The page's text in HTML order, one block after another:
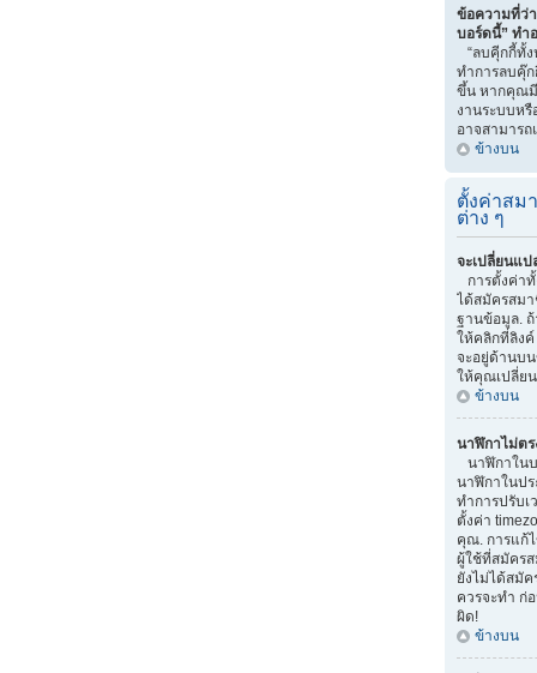
ข้อความที่ว่
บอร์ดนี้” ทำ
“ลบคุีกกี้ทั้ง
ทำการลบคุ๊
ขึ้น หากคุณมี
งานระบบหรื
อาจสามาร
ข้างบน
ตั้งค่าสม
ต่าง ๆ
จะเปลี่ยนแป
การตั้งค่า
ได้สมัครสมา
ฐานข้อมูล. ถ้
ให้คลิกที่ลิง
จะอยู่ด้านบ
ให้คุณเปลี่ย
ข้างบน
นาฬิกาไม่ตร
นาฬิกาใน
นาฬิกาในป
ทำการปรับเ
ตั้งค่า
คุณ. การแก้
ผู้ใช้ที่สมัคร
ยังไม่ได้สมั
ควรจะทำ ก่
ผิด!
ข้างบน